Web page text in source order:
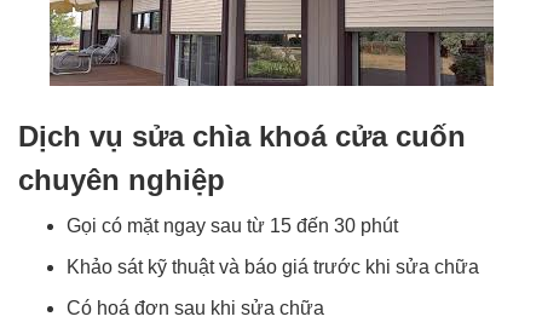
Dịch vụ sửa chìa khoá cửa cuốn
chuyên nghiệp
Gọi có mặt ngay sau từ 15 đến 30 phút
Khảo sát kỹ thuật và báo giá trước khi sửa chữa
Có hoá đơn sau khi sửa chữa